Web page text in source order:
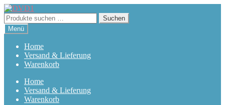
Zur
Navigation
springen
Zum
Inhalt
springen
Suchen
nach:
Suchen
Menü
Home
Versand & Lieferung
Warenkorb
Home
Versand & Lieferung
Warenkorb